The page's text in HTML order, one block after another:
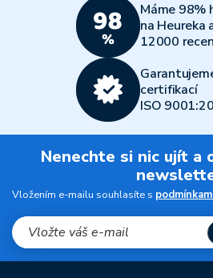
Máme 98%
na Heureka
12000
certifikací
ISO
Nenechte si nic ujít a
Vložením e-mailu souhlasíte s